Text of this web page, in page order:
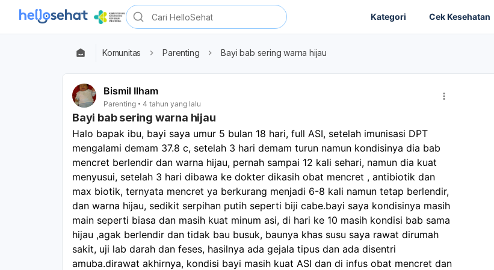
Kategori Cek Kesehatan
Komunitas Parenting Bayi bab sering warna hijau
Bismil Ilham
Parenting 4 tahun yang lalu
Bayi bab sering warna hijau
Halo bapak ibu, bayi saya umur 5 bulan 18 hari, full ASI, setelah imunisasi DPT
mengalami demam 37.8 c, setelah 3 hari demam turun namun kondisinya dia bab
mencret berlendir dan warna hijau, pernah sampai 12 kali sehari, namun dia kuat
menyusui, setelah 3 hari dibawa ke dokter dikasih obat mencret , antibiotik dan
max biotik, ternyata mencret ya berkurang menjadi 6-8 kali namun tetap berlendir,
dan warna hijau, sedikit serpihan putih seperti biji cabe.bayi saya kondisinya masih
main seperti biasa dan masih kuat minum asi, di hari ke 10 masih kondisi bab sama
hijau ,agak berlendir dan tidak bau busuk, baunya khas susu saya rawat dirumah
sakit, uji lab darah dan feses, hasilnya ada gejala tipus dan ada disentri
amuba.dirawat akhirnya, kondisi bayi masih kuat ASI dan di infus obat mencret dan